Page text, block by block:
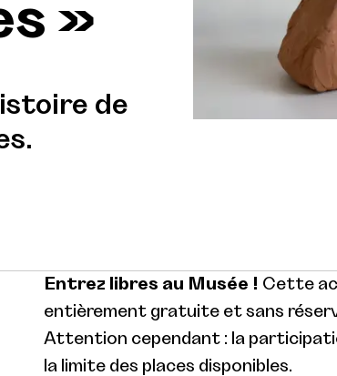
»
de
Entrez libres au Musée ! Cette
entièrement gratuite et sans
Attention cependant : la
la limite des places disponibles.